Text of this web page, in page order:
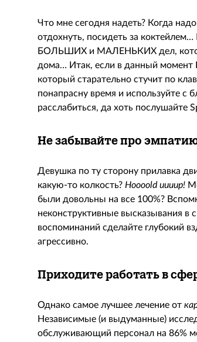
Что мне сегодня надеть? Когда
отдохнуть, посидеть за
БОЛЬШИХ и МАЛЕНЬКИХ дел,
дома… Итак, если в данный
который старательно стучит по
понапрасну время и используйте
расслабиться, да хоть послушайте
Не забывайте про
Девушка по ту сторону прилавка
какую-то колкость? Hoooold uuuup!
были довольны на все 100%?
неконструктивные высказывания в
воспоминаний сделайте глубокий
агрессивно.
Приходите работать в
Однако самое лучшее лечение от
Независимые (и выдуманные)
обслуживающий персонал на 86%